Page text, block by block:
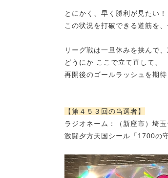
とにかく、早く勝利が見たい！
この状況を打破できる道筋を
リーグ戦は一旦休みを挟んで、
どうにか ここで立て直して、
再開後のゴールラッシュを期待
【第４５３回の当選者】
ラジオネーム：
（新座市） 埼
激闘夕方天国シール「1700の